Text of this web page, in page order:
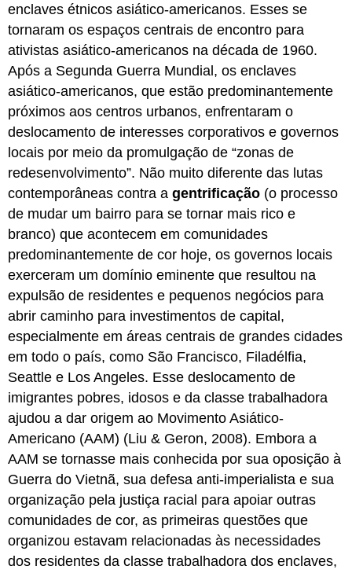
enclaves étnicos asiático-americanos. Esses se
tornaram os espaços centrais de encontro para
ativistas asiático-americanos na década de 1960.
Após a Segunda Guerra Mundial, os enclaves
asiático-americanos, que estão predominantemente
próximos aos centros urbanos, enfrentaram o
deslocamento de interesses corporativos e governos
locais por meio da promulgação de “zonas de
redesenvolvimento”. Não muito diferente das lutas
contemporâneas contra agentrificação (o processo
de mudar um bairro para se tornar mais rico e
branco) que acontecem em comunidades
predominantemente de cor hoje, os governos locais
exerceram um domínio eminente que resultou na
expulsão de residentes e pequenos negócios para
abrir caminho para investimentos de capital,
especialmente em áreas centrais de grandes cidades
em todo o país, como São Francisco, Filadélfia,
Seattle e Los Angeles. Esse deslocamento de
imigrantes pobres, idosos e da classe trabalhadora
ajudou a dar origem ao Movimento Asiático-
Americano (AAM) (Liu & Geron, 2008). Embora a
AAM se tornasse mais conhecida por sua oposição à
Guerra do Vietnã, sua defesa anti-imperialista e sua
organização pela justiça racial para apoiar outras
comunidades de cor, as primeiras questões que
organizou estavam relacionadas às necessidades
dos residentes da classe trabalhadora dos enclaves,